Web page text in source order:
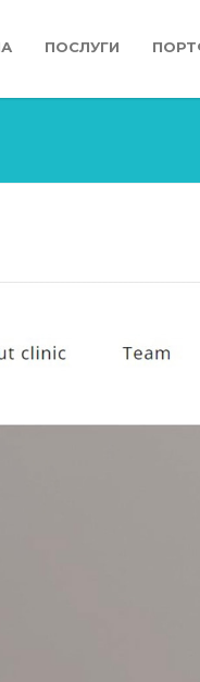
ПОСЛУГИ